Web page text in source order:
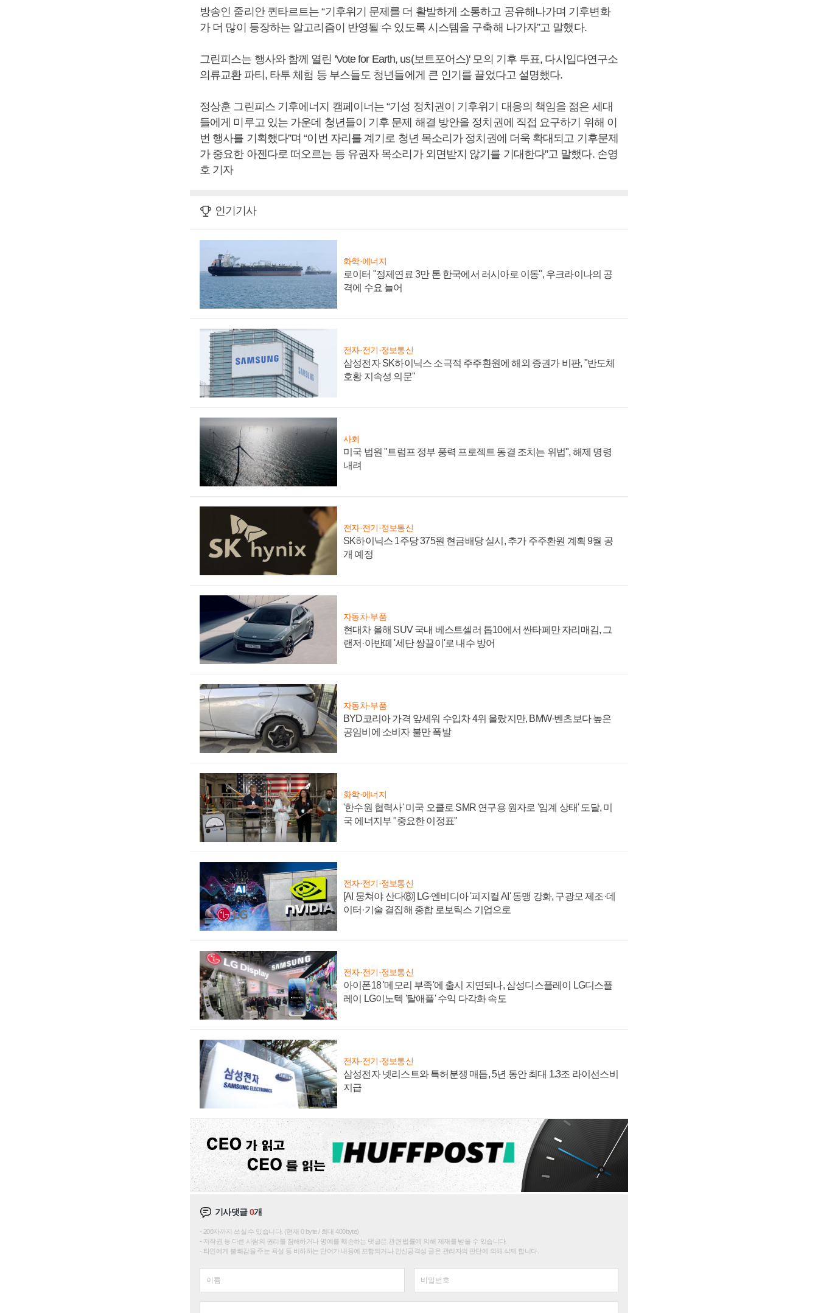
방송인 줄리안 퀸타르트는 “기후위기 문제를 더 활발하게 소통하고 공유해나가며 기후변화
가 더 많이 등장하는 알고리즘이 반영될 수 있도록 시스템을 구축해 나가자”고 말했다.
그린피스는 행사와 함께 열린 'Vote for Earth, us(보트포어스)' 모의 기후 투표, 다시입다연구소
의류교환 파티, 타투 체험 등 부스들도 청년들에게 큰 인기를 끌었다고 설명했다.
정상훈 그린피스 기후에너지 캠페이너는 “기성 정치권이 기후위기 대응의 책임을 젊은 세대
들에게 미루고 있는 가운데 청년들이 기후 문제 해결 방안을 정치권에 직접 요구하기 위해 이
번 행사를 기획했다”며 “이번 자리를 계기로 청년 목소리가 정치권에 더욱 확대되고 기후문제
가 중요한 아젠다로 떠오르는 등 유권자 목소리가 외면받지 않기를 기대한다”고 말했다. 손영
호 기자
인기기사
화학·에너지
로이터 "정제연료 3만 톤 한국에서 러시아로 이동", 우크라이나의 공
격에 수요 늘어
전자·전기·정보통신
삼성전자 SK하이닉스 소극적 주주환원에 해외 증권가 비판, "반도체
호황 지속성 의문"
사회
미국 법원 "트럼프 정부 풍력 프로젝트 동결 조치는 위법", 해제 명령
내려
전자·전기·정보통신
SK하이닉스 1주당 375원 현금배당 실시, 추가 주주환원 계획 9월 공
개 예정
자동차·부품
현대차 올해 SUV 국내 베스트셀러 톱10에서 싼타페만 자리매김, 그
랜저·아반떼 '세단 쌍끌이'로 내수 방어
자동차·부품
BYD코리아 가격 앞세워 수입차 4위 올랐지만, BMW·벤츠보다 높은
공임비에 소비자 불만 폭발
화학·에너지
'한수원 협력사' 미국 오클로 SMR 연구용 원자로 '임계 상태' 도달, 미
국 에너지부 "중요한 이정표"
전자·전기·정보통신
[AI 뭉쳐야 산다⑧] LG·엔비디아 '피지컬 AI' 동맹 강화, 구광모 제조·데
이터·기술 결집해 종합 로보틱스 기업으로
전자·전기·정보통신
아이폰18 '메모리 부족'에 출시 지연되나, 삼성디스플레이 LG디스플
레이 LG이노텍 '탈애플' 수익 다각화 속도
전자·전기·정보통신
삼성전자 넷리스트와 특허분쟁 매듭, 5년 동안 최대 1.3조 라이선스비
지급
기사댓글0개
200자까지 쓰실 수 있습니다. (현재 0 byte / 최대 400byte)
저작권 등 다른 사람의 권리를 침해하거나 명예를 훼손하는 댓글은 관련 법률에 의해 제재를 받을 수 있습니다.
타인에게 불쾌감을 주는 욕설 등 비하하는 단어가 내용에 포함되거나 인신공격성 글은 관리자의 판단에 의해 삭제 합니다.